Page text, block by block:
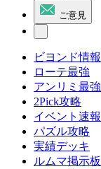
ご意見
ビヨンド情報
ローテ最強
アンリミ最強
2Pick攻略
イベント速報
パズル攻略
実績デッキ
ルムマ掲示板